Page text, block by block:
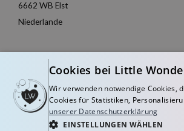
6662 WB Elst
Niederlande
© Copyright 2026 Little Wonderland - Korean
Cookies bei Little
Wir verwenden notwendige Cookies,
Cookies für Statistiken,
unserer Datenschutzerklärung
EINSTELLUNGEN WÄHLEN